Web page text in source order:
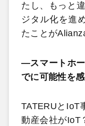
たし、もっと
ジタル化を進
たことが
―スマートホ
でに可能性を
TATERUとIoT
動産会社がIoT